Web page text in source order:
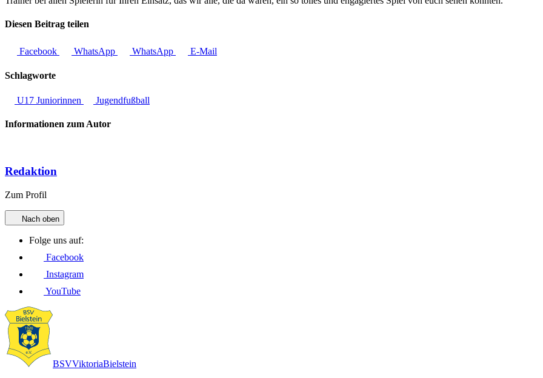
Diesen Beitrag teilen
Facebook WhatsApp WhatsApp E-Mail
Schlagworte
U17 Juniorinnen Jugendfußball
Informationen zum Autor
Redaktion
Zum Profil
Nach oben
Folge uns auf:
Facebook
Instagram
YouTube
BSVViktoriaBielstein